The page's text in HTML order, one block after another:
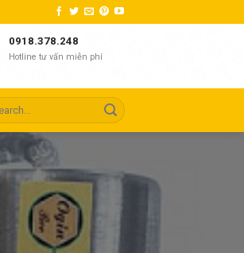
0918.378.248
Hotline tư vấn miễn phí